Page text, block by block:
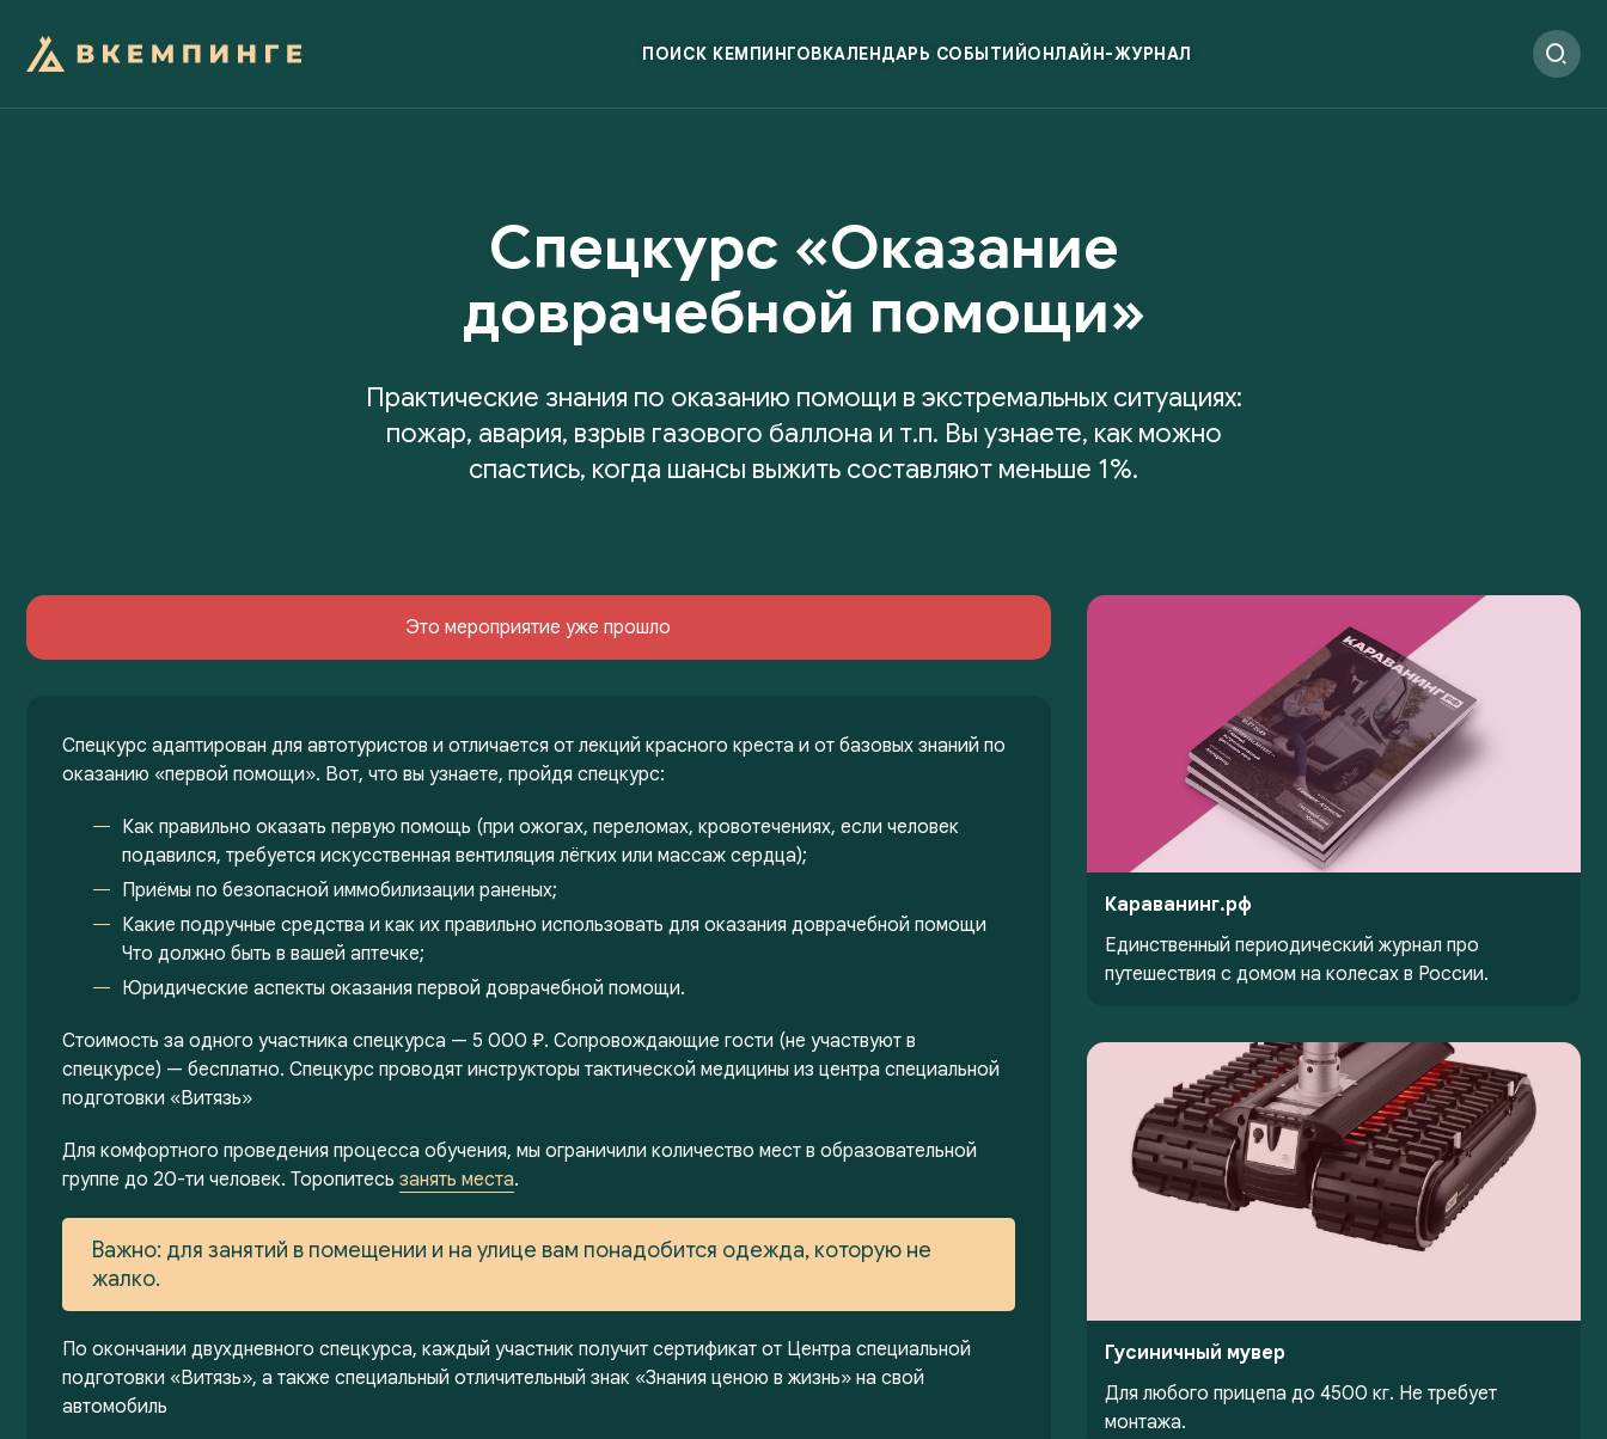
ПОИСК КЕМПИНГОВКАЛЕНДАРЬ СОБЫТИЙОНЛАЙН-ЖУРНАЛ
Спецкурс «Оказание
доврачебной помощи»
Практические знания по оказанию помощи в экстремальных ситуациях:
пожар, авария, взрыв газового баллона и т.п. Вы узнаете, как можно
спастись, когда шансы выжить составляют меньше 1%.
Это мероприятие уже прошло
Спецкурс адаптирован для автотуристов и отличается от лекций красного креста и от базовых знаний по
оказанию «первой помощи». Вот, что вы узнаете, пройдя спецкурс:
Как правильно оказать первую помощь (при ожогах, переломах, кровотечениях, если человек
подавился, требуется искусственная вентиляция лёгких или массаж сердца);
Приёмы по безопасной иммобилизации раненых;
Какие подручные средства и как их правильно использовать для оказания доврачебной помощи
Что должно быть в вашей аптечке;
Юридические аспекты оказания первой доврачебной помощи.
Стоимость за одного участника спецкурса — 5 000 ₽. Сопровождающие гости (не участвуют в
спецкурсе) — бесплатно. Спецкурс проводят инструкторы тактической медицины из центра специальной
подготовки «Витязь»
Для комфортного проведения процесса обучения, мы ограничили количество мест в образовательной
группе до 20-ти человек. Торопитесь занять места.
Важно: для занятий в помещении и на улице вам понадобится одежда, которую не
жалко.
По окончании двухдневного спецкурса, каждый участник получит сертификат от Центра специальной
подготовки «Витязь», а также специальный отличительный знак «Знания ценою в жизнь» на свой
автомобиль
Караванинг.рф
Единственный периодический журнал про
путешествия с домом на колесах в России.
Гусиничный мувер
Для любого прицепа до 4500 кг. Не требует
монтажа.